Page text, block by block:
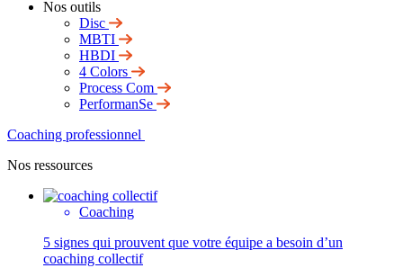
Nos outils
Disc
MBTI
HBDI
4 Colors
Process Com
PerformanSe
Coaching professionnel
Nos ressources
Coaching
5 signes qui prouvent que votre équipe a besoin d’un
coaching collectif